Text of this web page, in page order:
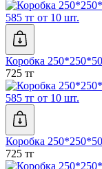
585 тг от 10 шт.
Коробка
725 тг
585 тг от 10 шт.
Коробка
725 тг